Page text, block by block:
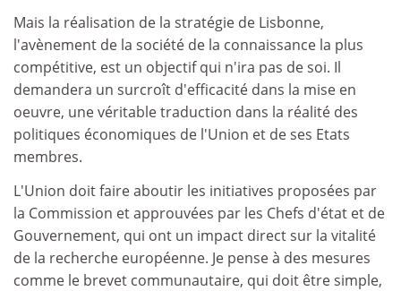
Mais la réalisation de la stratégie de Lisbonne,
l'avènement de la société de la connaissance la plus
compétitive, est un objectif qui n'ira pas de soi. Il
demandera un surcroît d'efficacité dans la mise en
oeuvre, une véritable traduction dans la réalité des
politiques économiques de l'Union et de ses Etats
membres.
L'Union doit faire aboutir les initiatives proposées par
la Commission et approuvées par les Chefs d'état et de
Gouvernement, qui ont un impact direct sur la vitalité
de la recherche européenne. Je pense à des mesures
comme le brevet communautaire, qui doit être simple,